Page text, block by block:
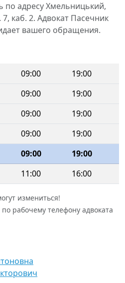
по адресу Хмельницький,
7, каб. 2. Адвокат Пасечник
вашего обращения.
09:00
19:00
09:00
19:00
09:00
19:00
09:00
19:00
09:00
19:00
11:00 16:00
измениться!
рабочему телефону адвоката